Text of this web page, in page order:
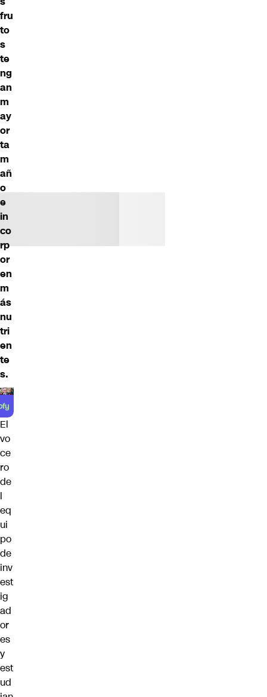
fru
to
s
te
ng
an
m
ay
or
ta
m
añ
o
e
in
co
rp
or
en
m
ás
nu
tri
en
te
s.
El
vo
ce
ro
de
l
eq
ui
po
de
inv
est
ig
ad
or
es
y
est
ud